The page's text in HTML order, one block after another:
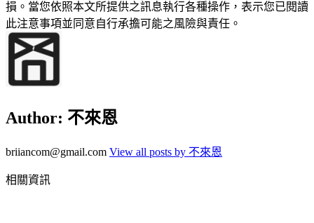
損。當您依照本文所提供之訊息執行各種操作，表示您已閱讀
此注意事項並同意自行承擔可能之風險與責任。
Author: 不來恩
briiancom@gmail.com View all posts by 不來恩
相關資訊